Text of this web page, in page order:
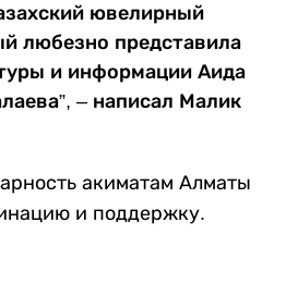
ювелирный
любезно представила
и информации Аида
– написал Малик
акиматам Алматы
и поддержку.